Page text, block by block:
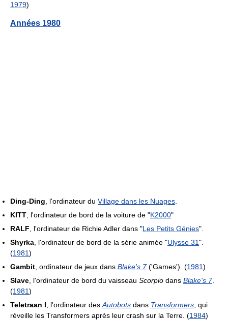
1979)
Années 1980
Ding-Ding , l'ordinateur du Village dans les Nuages
KITT , l'ordinateur de bord de la voiture de "K2000"
RALF , l'ordinateur de Richie Adler dans "Les Petits Génies".
Shyrka , l'ordinateur de bord de la série animée "Ulysse 31".
(1981)
Gambit , ordinateur de jeux dans Blake's 7('Games'). (1981)
Slave , l'ordinateur de bord du vaisseau Scorpio dans Blake's 7.
(1981)
Teletraan I , l'ordinateur des Autobots dans Transformers , qui
réveille les Transformers après leur crash sur la Terre. (1984)